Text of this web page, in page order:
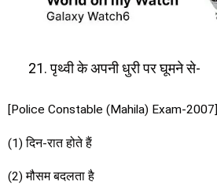
पृथ्वी के अपनी धुरी पर घूमने से-
[Police Constable (Mahila) Exam-2007]
(1) दिन-रात होते हैं
(2) मौसम बदलता है